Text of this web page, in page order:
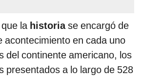
la historiase encargó de
acontecimiento en cada uno
del continente americano, los
presentados a lo largo de 528